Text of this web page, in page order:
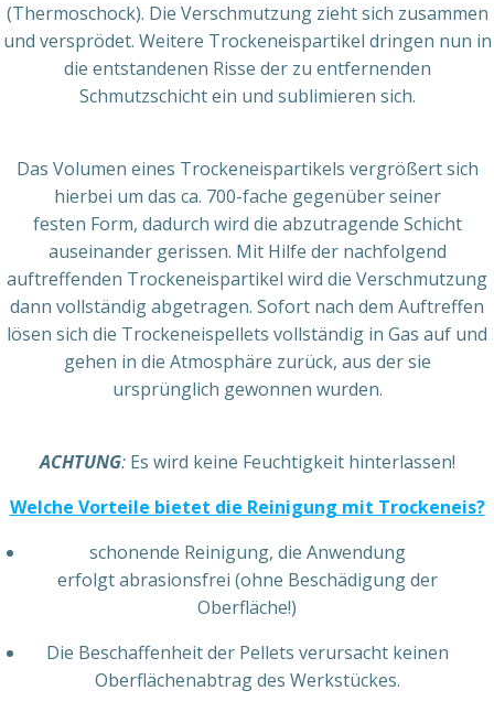
(Thermoschock). Die Verschmutzung zieht sich zusammen
und versprödet. Weitere Trockeneispartikel dringen nun in
die entstandenen Risse der zu entfernenden
Schmutzschicht ein und sublimieren sich.
Das Volumen eines Trockeneispartikels vergrößert sich
hierbei um das ca. 700-fache gegenüber seiner
festen Form, dadurch wird die abzutragende Schicht
auseinander gerissen. Mit Hilfe der nachfolgend
auftreffenden Trockeneispartikel wird die Verschmutzung
dann vollständig abgetragen. Sofort nach dem Auftreffen
lösen sich die Trockeneispellets vollständig in Gas auf und
gehen in die Atmosphäre zurück, aus der sie
ursprünglich gewonnen wurden.
ACHTUNG:Es wird keine Feuchtigkeit hinterlassen!
Welche Vorteile bietet die Reinigung mit Trockeneis?
schonende Reinigung, die Anwendung
erfolgt abrasionsfrei (ohne Beschädigung der
Oberfläche!)
Die Beschaffenheit der Pellets verursacht keinen
Oberflächenabtrag des Werkstückes.